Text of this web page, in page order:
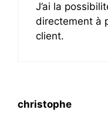
J’ai la
directement à
client.
christophe